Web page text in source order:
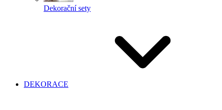
Dekorační sety
DEKORACE